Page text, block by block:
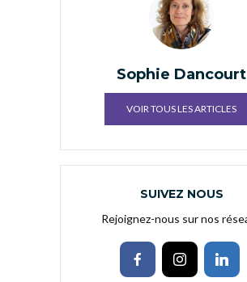
Sophie Dancourt
VOIR TOUS LES ARTICLES
SUIVEZ NOUS
Rejoignez-nous sur nos